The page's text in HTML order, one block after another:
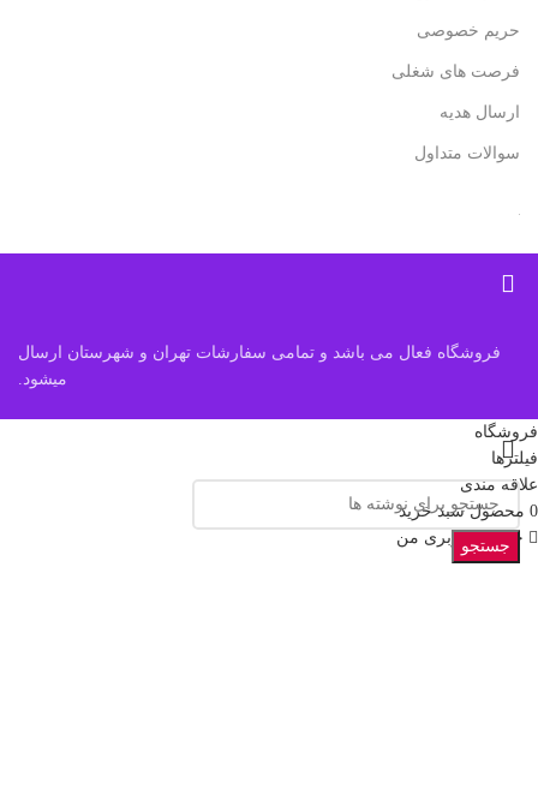
حریم خصوصی
فرصت های شغلی
ارسال هدیه
سوالات متداول
فروشگاه فعال می باشد و تمامی سفارشات تهران و شهرستان ارسال
میشود.
جستجو
فروشگاه
فیلترها
علاقه مندی
0 محصول سبد خرید
حساب کاربری من